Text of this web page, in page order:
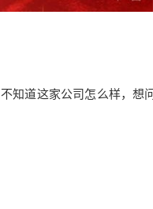
知道这家公司怎么样，想问